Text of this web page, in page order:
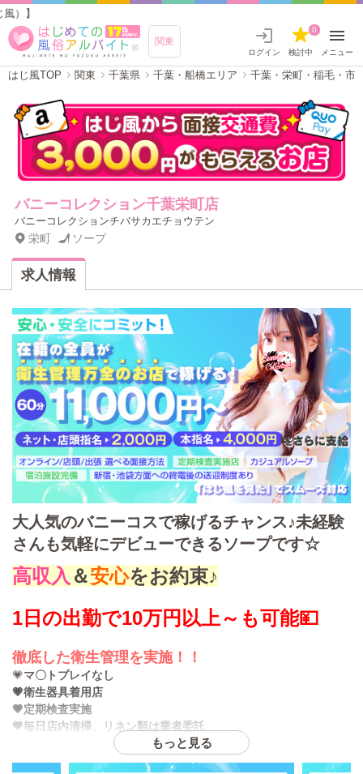
関東
ログイン 検討中
0
メニュー
はじ風TOP 関東 千葉県 千葉・船橋エリア 千葉・栄町・稲毛・市
バニーコレクション千葉栄町店
バニーコレクションチバサカエチョウテン
栄町 ソープ
求人情報
大人気のバニーコスで稼げるチャンス♪未経験
さんも気軽にデビューできるソープです☆
高収入 ＆安心をお約束♪
1日の出勤で10万円以上～も可能💴
徹底した衛生管理を実施！！
💗マ〇トプレイなし
💗衛生器具着用店
💗定期検査実施
💗毎日店内清掃、リネン類は業者委託
当店は未経験でも簡単に稼げるカジュアルソープ店
もっと見る